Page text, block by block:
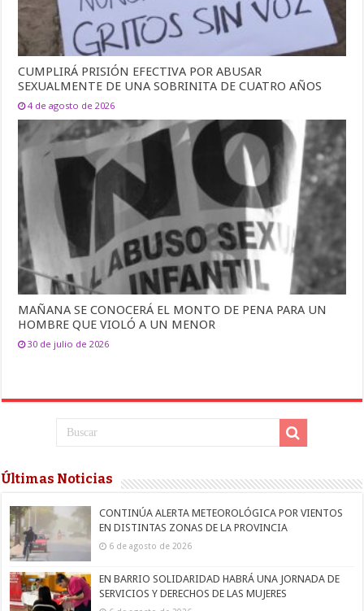
CUMPLIRÁ PRISIÓN EFECTIVA POR ABUSAR
SEXUALMENTE DE UNA SOBRINITA DE CUATRO AÑOS
4 de agosto de 2026
MAÑANA SE CONOCERÁ EL MONTO DE PENA PARA UN
HOMBRE QUE VIOLÓ A UN MENOR
30 de julio de 2026
Últimas Noticias
CONTINÚA ALERTA METEOROLÓGICA POR VIENTOS
EN DISTINTAS ZONAS DE LA PROVINCIA
6 de agosto de 2026
EN BARRIO SOLIDARIDAD HABRÁ UNA JORNADA DE
SERVICIOS Y DERECHOS DE LAS MUJERES